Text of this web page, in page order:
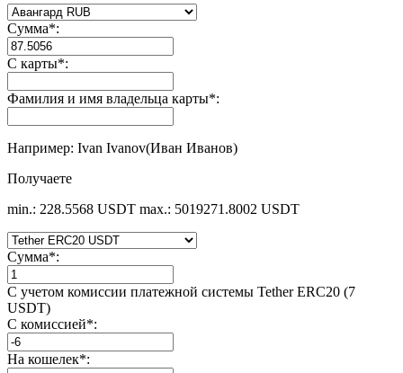
Сумма*:
С карты*:
Фамилия и имя владельца карты*:
Например: Ivan Ivanov(Иван Иванов)
Получаете
min.: 228.5568 USDT max.: 5019271.8002 USDT
Сумма*:
С учетом комиссии платежной системы Tether ERC20 (7
USDT)
С комиссией*:
На кошелек*: